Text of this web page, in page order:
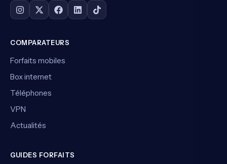
COMPARATEURS
Forfaits mobiles
Box internet
Téléphones
VPN
Actualités
GUIDES FORFAITS